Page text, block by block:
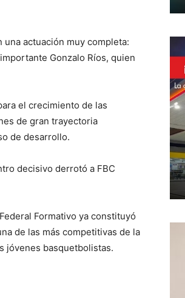
actuación muy completa:
Gonzalo Ríos, quien
el crecimiento de las
de gran trayectoria
de desarrollo.
decisivo derrotó a FBC
Formativo ya constituyó
de las más competitivas de la
jóvenes basquetbolistas.